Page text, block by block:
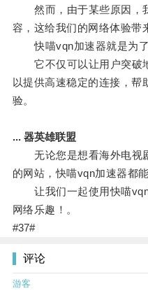
然而，由于某些原因，
容，这给我们的网络体验带
快喵vqn加速器就是为了
它不仅可以让用户突破
以提供高速稳定的连接，帮
验。
... 器英雄联盟
无论您是想看海外电视
的网站，快喵vqn加速器都
让我们一起使用快喵vqn
网络乐趣！。
#37#
评论
游客